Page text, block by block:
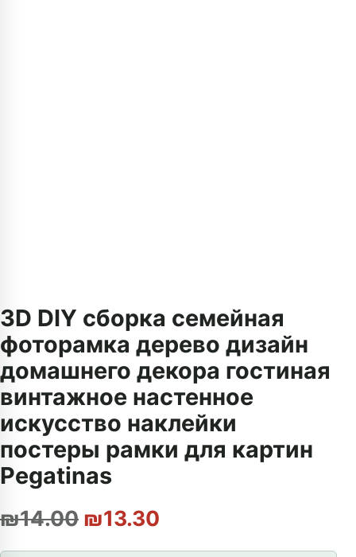
3D DIY сборка семейная
фоторамка дерево дизайн
домашнего декора гостиная
винтажное настенное
искусство наклейки
постеры рамки для картин
Pegatinas
₪14.00 Первоначальная цена
₪13.30